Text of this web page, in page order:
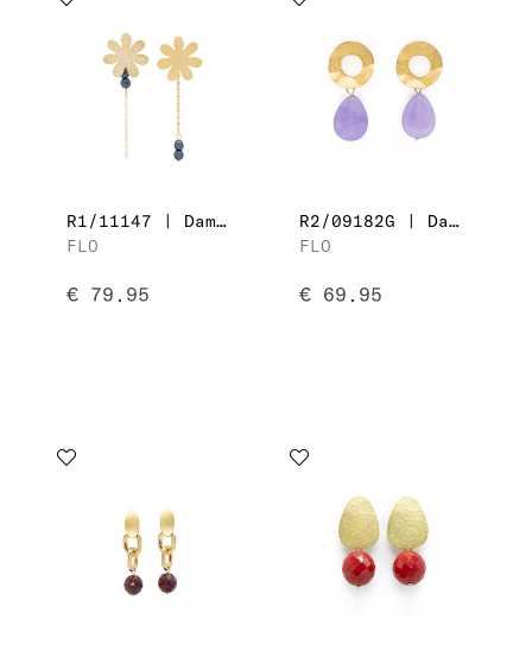
R1/11147 | Dames Oorbellen
FLO
€ 79.95
R2/09182G | Dames Oorbellen
FLO
€ 69.95